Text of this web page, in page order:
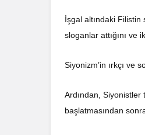
İşgal altındaki Filistin
sloganlar attığını ve
Siyonizm’in ırkçı ve
Ardından, Siyonistler
başlatmasından